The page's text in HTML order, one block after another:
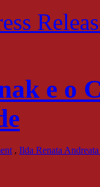
e o
, Ilda Renata